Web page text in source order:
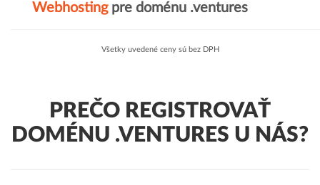
Webhostingpre doménu .ventures
Všetky uvedené ceny sú bez DPH
PREČO REGISTROVAŤ
DOMÉNU .VENTURES U NÁS?